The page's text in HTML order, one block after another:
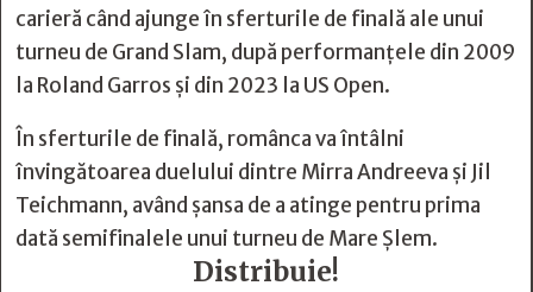
carieră când ajunge în sferturile de finală ale unui
turneu de Grand Slam, după performanțele din 2009
la Roland Garros și din 2023 la US Open.
În sferturile de finală, românca va întâlni
învingătoarea duelului dintre Mirra Andreeva și Jil
Teichmann, având șansa de a atinge pentru prima
dată semifinalele unui turneu de Mare Șlem.
Distribuie!